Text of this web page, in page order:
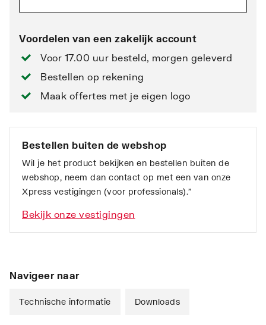
Voordelen van een zakelijk account
Voor 17.00 uur besteld, morgen geleverd
Bestellen op rekening
Maak offertes met je eigen logo
Bestellen buiten de webshop
Wil je het product bekijken en bestellen buiten de
webshop, neem dan contact op met een van onze
Xpress vestigingen (voor professionals).”
Bekijk onze vestigingen
Navigeer naar
Technische informatie Downloads